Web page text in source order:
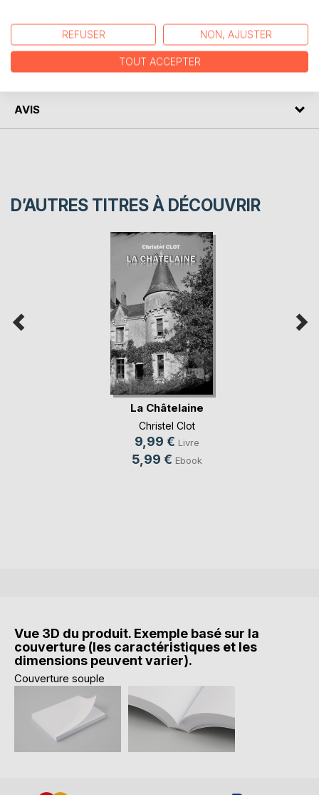
AUTEUR(S)
CRITIQUES PRESSE
AVIS
D’AUTRES TITRES À DÉCOUVRIR
La Châtelaine
Christel Clot
9,99 € Livre
5,99 € Ebook
Vue 3D du produit. Exemple basé sur la
couverture (les caractéristiques et les
dimensions peuvent varier).
Couverture souple
REFUSER NON, AJUSTER
TOUT ACCEPTER